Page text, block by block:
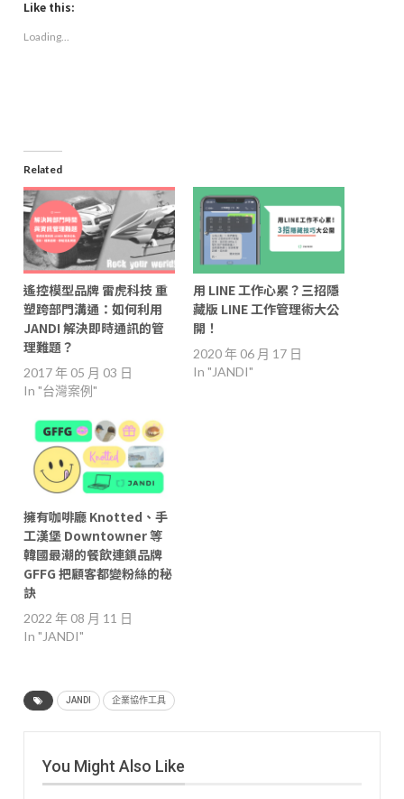
(Opens
in
window)
Like this:
Loading...
Related
遙控模型品牌 雷虎科技 重
塑跨部門溝通：如何利用
JANDI 解決即時通訊的管
理難題？
2017 年 05 月 03 日
In "台灣案例"
用 LINE 工作心累？三招隱
藏版 LINE 工作管理術大公
開！
2020 年 06 月 17 日
In "JANDI"
擁有咖啡廳 Knotted、手
工漢堡 Downtowner 等
韓國最潮的餐飲連鎖品牌
GFFG 把顧客都變粉絲的秘
訣
2022 年 08 月 11 日
In "JANDI"
JANDI 企業協作工具
You Might Also Like